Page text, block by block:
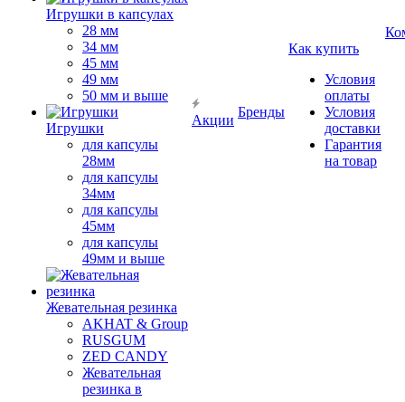
Игрушки в капсулах
28 мм
34 мм
45 мм
49 мм
50 мм и выше
Игрушки
для капсулы
28мм
для капсулы
34мм
для капсулы
45мм
для капсулы
49мм и выше
Жевательная резинка
AKHAT & Group
RUSGUM
ZED CANDY
Жевательная
резинка в
Акции
Бренды
Как купить
Условия
оплаты
Условия
доставки
Гарантия
на товар